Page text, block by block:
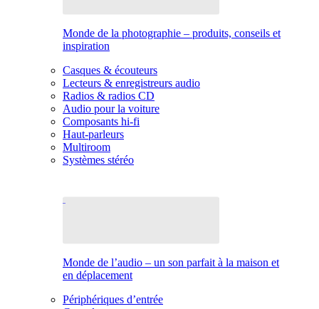
Monde de la photographie – produits, conseils et
inspiration
Casques & écouteurs
Lecteurs & enregistreurs audio
Radios & radios CD
Audio pour la voiture
Composants hi-fi
Haut-parleurs
Multiroom
Systèmes stéréo
Monde de l’audio – un son parfait à la maison et
en déplacement
Périphériques d’entrée